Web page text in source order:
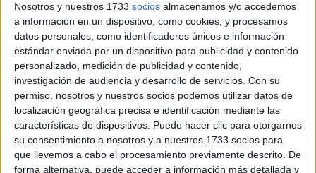
Nosotros y nuestros 1733 socios almacenamos y/o accedemos
a información en un dispositivo, como cookies, y procesamos
datos personales, como identificadores únicos e información
estándar enviada por un dispositivo para publicidad y contenido
personalizado, medición de publicidad y contenido,
investigación de audiencia y desarrollo de servicios. Con su
permiso, nosotros y nuestros socios podemos utilizar datos de
localización geográfica precisa e identificación mediante las
características de dispositivos. Puede hacer clic para otorgarnos
su consentimiento a nosotros y a nuestros 1733 socios para
que llevemos a cabo el procesamiento previamente descrito. De
forma alternativa, puede acceder a información más detallada y
Imágenes: Joaquín Viera
Lasobraspara el futuroBanco de Alimentos de Ceuta
se han puesto en marcha. Aunque como es lógico los
avances son pocos, sí se ha podido ver los primeros
movimientos de la futura nave. Un local que hacía mucha
falta a esta institución que ayuda mensualmente a muchas